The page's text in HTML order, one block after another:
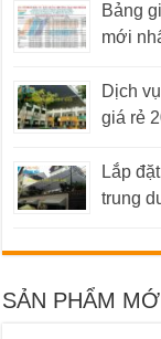
Bảng
mới
Dịch
giá rẻ
Lắp
trung
SẢN PHẨM